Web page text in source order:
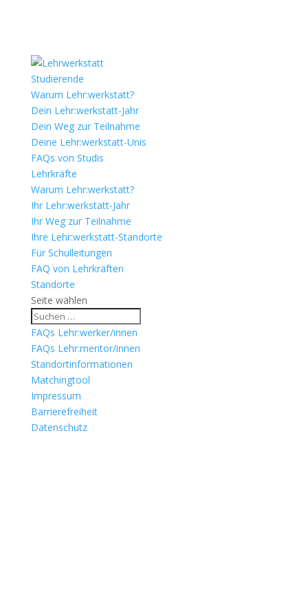
Studierende
Warum Lehr:werkstatt?
Dein Lehr:werkstatt-Jahr
Dein Weg zur Teilnahme
Deine Lehr:werkstatt-Unis
FAQs von Studis
Lehrkräfte
Warum Lehr:werkstatt?
Ihr Lehr:werkstatt-Jahr
Ihr Weg zur Teilnahme
Ihre Lehr:werkstatt-Standorte
Für Schulleitungen
FAQ von Lehrkräften
Standorte
Seite wählen
FAQs Lehr:werker/innen
FAQs Lehr:mentor/innen
Standortinformationen
Matchingtool
Impressum
Barrierefreiheit
Datenschutz